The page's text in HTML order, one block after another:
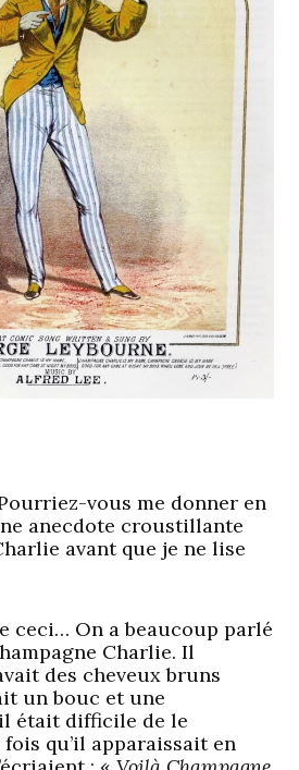
vous me donner en
anecdote croustillante
avant que je ne lise
ceci… On a beaucoup parlé
Charlie. Il
des cheveux bruns
un bouc et une
était difficile de le
qu’il apparaissait en